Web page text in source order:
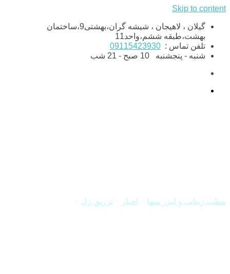
Skip to content
گیلان ، لاهیجان ، شیشه گران،بهشتی9،ساختمان
بهشت،طبقه ششم،واحد11
تلفن تماس : 09115423930
شنبه - پنجشنبه
مطب زیبایی و لیزر میها اخبار تزریق ژل